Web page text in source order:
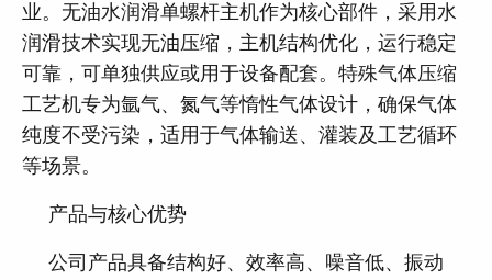
业。无油水润滑单螺杆主机作为核心部件，采用水
润滑技术实现无油压缩，主机结构优化，运行稳定
可靠，可单独供应或用于设备配套。特殊气体压缩
工艺机专为氩气、氮气等惰性气体设计，确保气体
纯度不受污染，适用于气体输送、灌装及工艺循环
等场景。
产品与核心优势
公司产品具备结构好、效率高、噪音低、振动